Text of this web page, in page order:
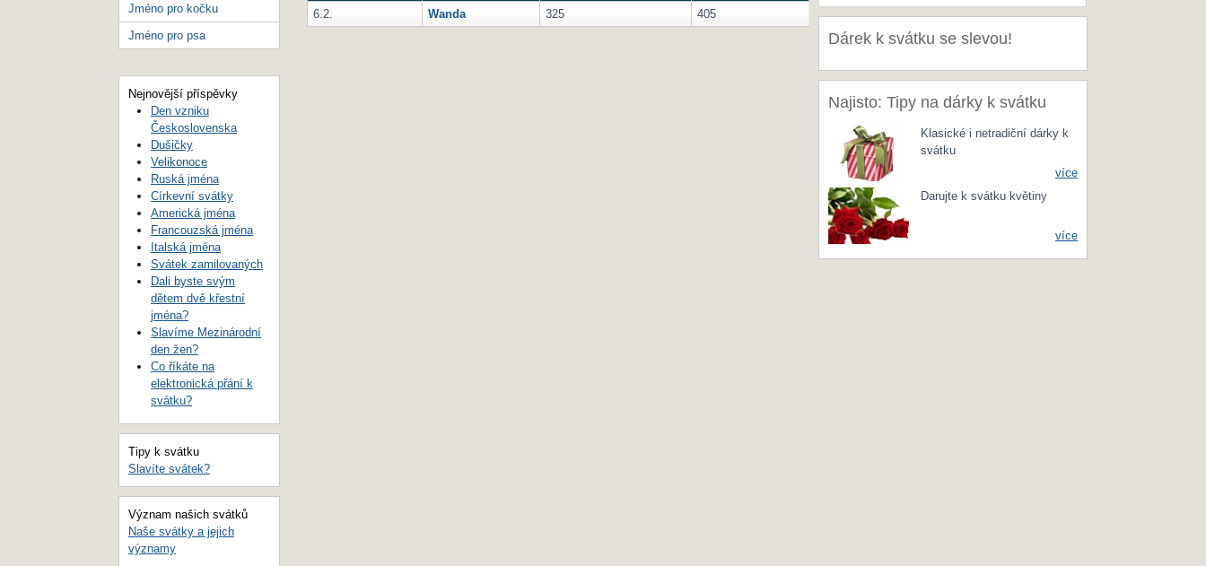
6.2.
Wanda 325 405
Dárek k svátku se slevou!
Najisto: Tipy na dárky k svátku
Klasické i netradiční dárky k
svátku
více
Darujte k svátku květiny
více
Jméno pro kočku
Jméno pro psa
Nejnovější příspěvky
Den vzniku
Československa
Dušičky
Velikonoce
Ruská jména
Církevní svátky
Americká jména
Francouzská jména
Italská jména
Svátek zamilovaných
Dali byste svým
dětem dvě křestní
jména?
Slavíme Mezinárodní
den žen?
Co říkáte na
elektronická přání k
svátku?
Tipy k svátku
Slavíte svátek?
Význam našich svátků
Naše svátky a jejich
významy